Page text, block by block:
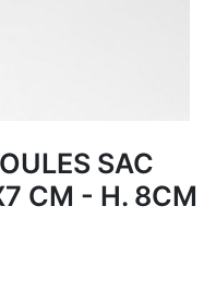
SAC
CM - H. 8CM